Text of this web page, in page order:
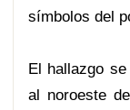
símbolos del
El hallazgo
al noroeste